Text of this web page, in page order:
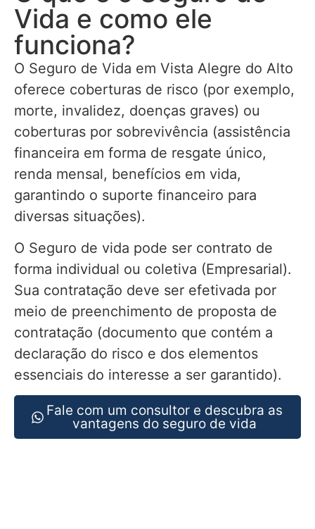
Vida e como ele
funciona?
O Seguro de Vida em Vista Alegre do Alto
oferece coberturas de risco (por exemplo,
morte, invalidez, doenças graves) ou
coberturas por sobrevivência (assistência
financeira em forma de resgate único,
renda mensal, benefícios em vida,
garantindo o suporte financeiro para
diversas situações).
O Seguro de vida pode ser contrato de
forma individual ou coletiva (Empresarial).
Sua contratação deve ser efetivada por
meio de preenchimento de proposta de
contratação (documento que contém a
declaração do risco e dos elementos
essenciais do interesse a ser garantido).
Fale com um consultor e descubra as
vantagens do seguro de vida